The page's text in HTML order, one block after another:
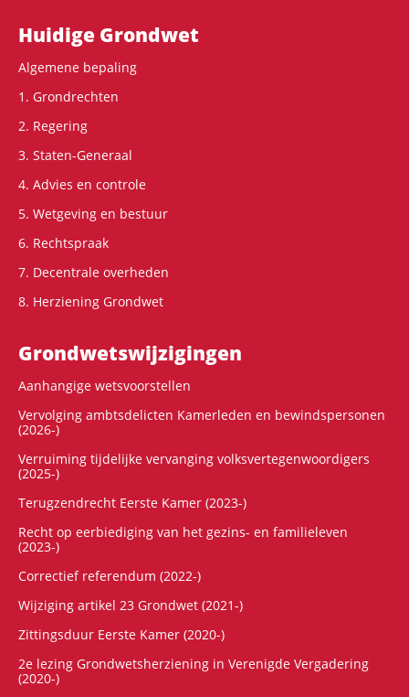
Hoofdnavigatie
Huidige Grondwet
Algemene bepaling
1. Grondrechten
2. Regering
3. Staten-Generaal
4. Advies en controle
5. Wetgeving en bestuur
6. Rechtspraak
7. Decentrale overheden
8. Herziening Grondwet
Grondwets­wijzigingen
Aanhangige wetsvoorstellen
Vervolging ambtsdelicten Kamerleden en bewindspersonen
(2026-)
Verruiming tijdelijke vervanging volksvertegenwoordigers
(2025-)
Terugzendrecht Eerste Kamer (2023-)
Recht op eerbiediging van het gezins- en familieleven
(2023-)
Correctief referendum (2022-)
Wijziging artikel 23 Grondwet (2021-)
Zittingsduur Eerste Kamer (2020-)
2e lezing Grondwetsherziening in Verenigde Vergadering
(2020-)